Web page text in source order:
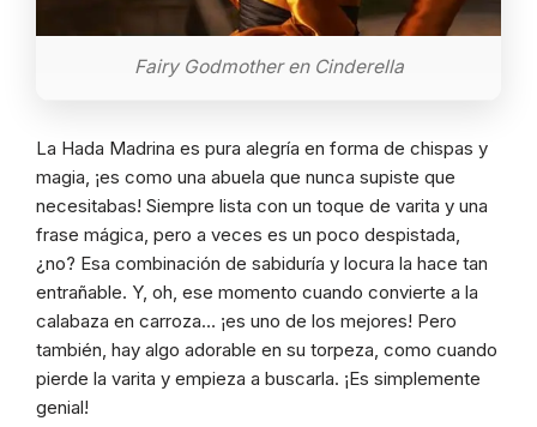
Fairy Godmother en Cinderella
La Hada Madrina es pura alegría en forma de chispas y
magia, ¡es como una abuela que nunca supiste que
necesitabas! Siempre lista con un toque de varita y una
frase mágica, pero a veces es un poco despistada,
¿no? Esa combinación de sabiduría y locura la hace tan
entrañable. Y, oh, ese momento cuando convierte a la
calabaza en carroza… ¡es uno de los mejores! Pero
también, hay algo adorable en su torpeza, como cuando
pierde la varita y empieza a buscarla. ¡Es simplemente
genial!